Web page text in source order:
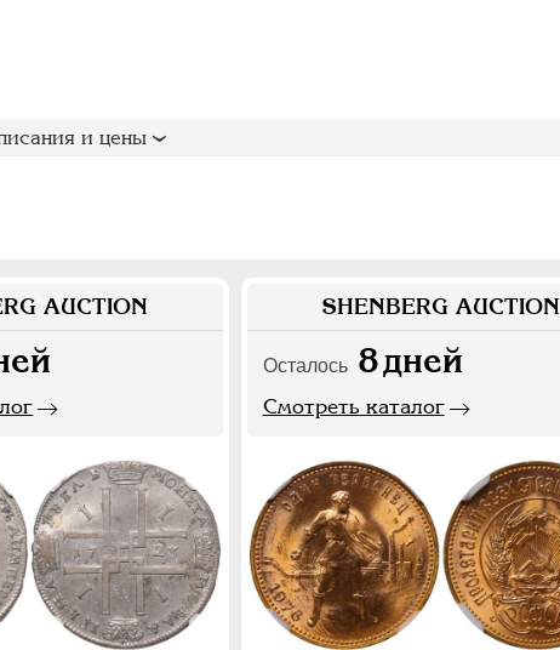
и цены
AUCTION SHENBERG AUCTION
Осталось 8дней
Смотреть каталог